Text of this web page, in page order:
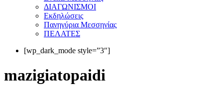
ΔΙΑΓΩΝΙΣΜΟΙ
Εκδηλώσεις
Πανηγύρια Μεσσηνίας
ΠΕΛΑΤΕΣ
[wp_dark_mode style=”3″]
mazigiatopaidi